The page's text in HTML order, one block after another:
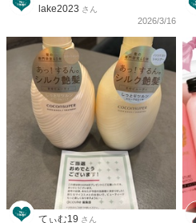
lake2023 さん
2026/3/16
てぃむ19 さん